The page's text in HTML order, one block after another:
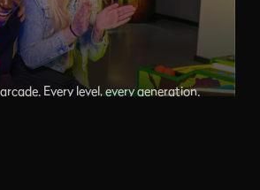
Every level, every generation.